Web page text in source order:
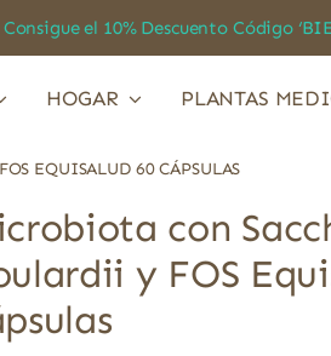
el 10% Descuento Código
HOGAR PLANTAS
EQUISALUD 60 CÁPSULAS
con
y FOS